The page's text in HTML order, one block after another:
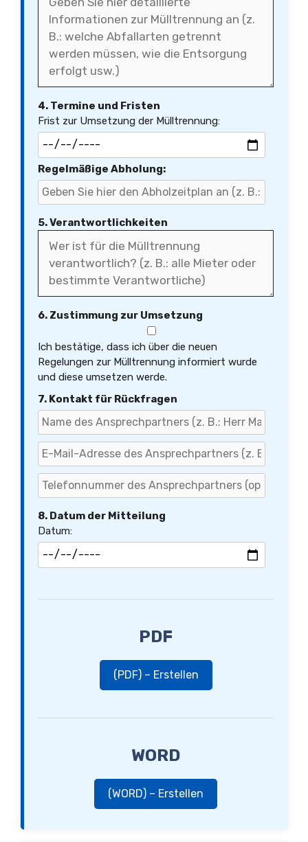
4. Termine und Fristen
Frist zur Umsetzung der Mülltrennung:
Regelmäßige Abholung:
5. Verantwortlichkeiten
6. Zustimmung zur Umsetzung
Ich bestätige, dass ich über die neuen
Regelungen zur Mülltrennung informiert wurde
und diese umsetzen werde.
7. Kontakt für Rückfragen
8. Datum der Mitteilung
Datum:
PDF
(PDF) – Erstellen
WORD
(WORD) – Erstellen